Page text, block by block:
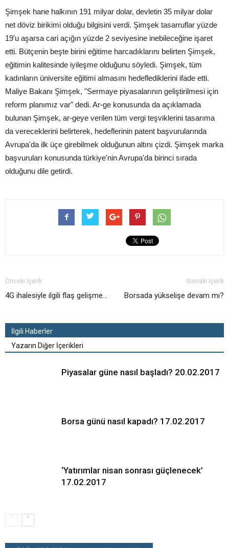
Şimşek hane halkının 191 milyar dolar, devletin 35 milyar dolar
net döviz birikimi olduğu bilgisini verdi. Şimşek tasarruflar yüzde
19'u aşarsa cari açığın yüzde 2 seviyesine inebileceğine işaret
etti. Bütçenin beşte birini eğitime harcadıklarını belirten Şimşek,
eğitimin kalitesinde iyileşme olduğunu söyledi. Şimşek, tüm
kadınların üniversite eğitimi almasını hedeflediklerini ifade etti.
Maliye Bakanı Şimşek, "Sermaye piyasalarının geliştirilmesi için
reform planımız var" dedi. Ar-ge konusunda da açıklamada
bulunan Şimşek, ar-geye verilen tüm vergi teşviklerini tasarıma
da vereceklerini belirterek, hedeflerinin patent başvurularında
Avrupa'da ilk üçe girebilmek olduğunun altını çizdi. Şimşek marka
başvuruları konusunda türkiye'nin Avrupa'da birinci sırada
olduğunu dile getirdi.
Önceki İçerik
4G ihalesiyle ilgili flaş gelişme…
Sonraki İçerik
Borsada yükselişe devam mı?
İlgili Haberler
Yazarın Diğer İçerikleri
Piyasalar güne nasıl başladı? 20.02.2017
Borsa günü nasıl kapadı? 17.02.2017
‘Yatırımlar nisan sonrası güçlenecek’
17.02.2017